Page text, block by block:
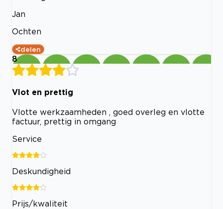
Jan
Ochten
delen
8
Vlot en prettig
Vlotte werkzaamheden , goed overleg en vlotte
factuur, prettig in omgang
Service
Deskundigheid
Prijs/kwaliteit